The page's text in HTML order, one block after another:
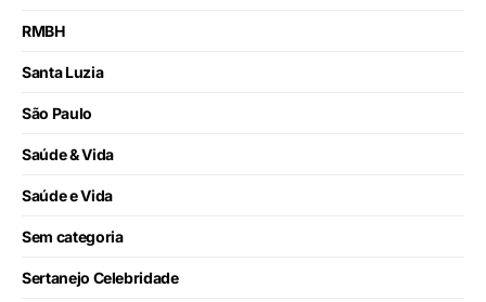
RMBH
Santa Luzia
São Paulo
Saúde & Vida
Saúde e Vida
Sem categoria
Sertanejo Celebridade